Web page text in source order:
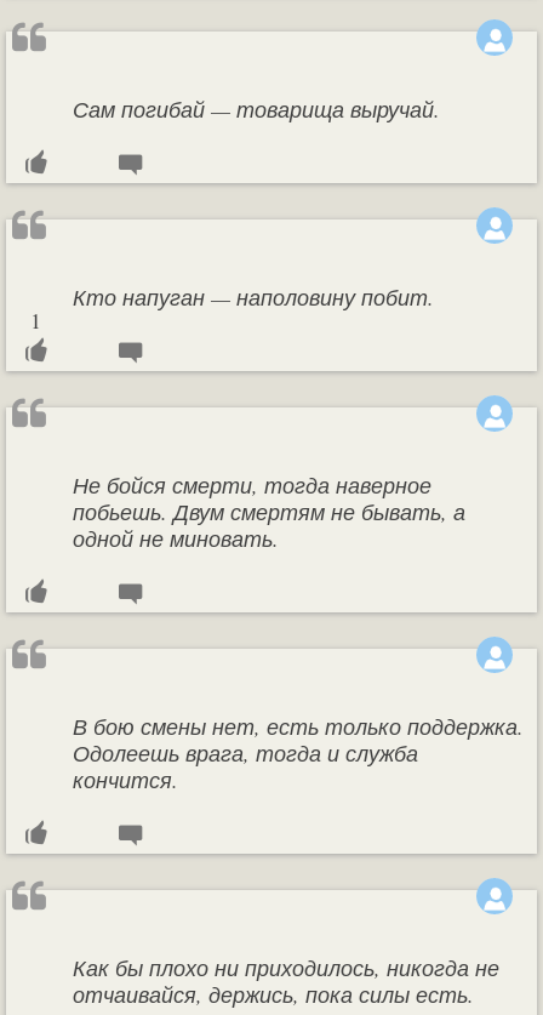
Сам погибай — товарища выручай.
Кто напуган — наполовину побит.
1
Не бойся смерти, тогда наверное
побьешь. Двум смертям не бывать, а
одной не миновать.
В бою смены нет, есть только поддержка.
Одолеешь врага, тогда и служба
кончится.
Как бы плохо ни приходилось, никогда не
отчаивайся, держись, пока силы есть.